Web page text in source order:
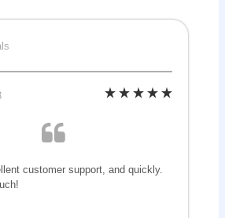
customer support, and quickly.